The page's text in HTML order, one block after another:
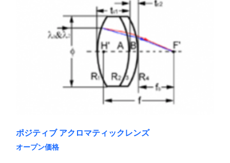
あ
り
ま
ポジティブ アクロマティックレンズ
オープン価格